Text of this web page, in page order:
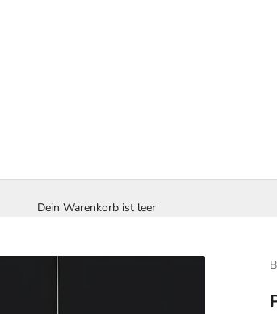
Dein Warenkorb ist leer